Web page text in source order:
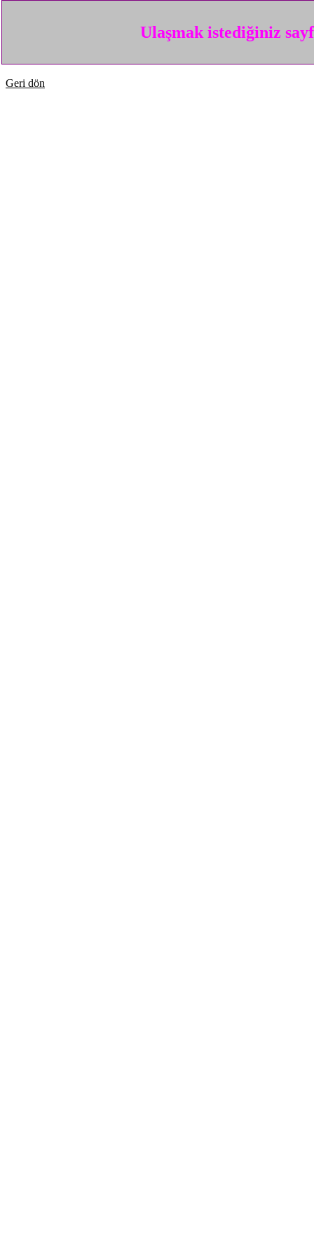
Ulaşmak istediğiniz
Geri dön